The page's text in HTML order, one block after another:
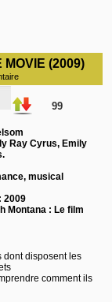
MOVIE (2009)
99
Ray Cyrus, Emily
musical
2009
Montana : Le film
dont disposent les
comment ils